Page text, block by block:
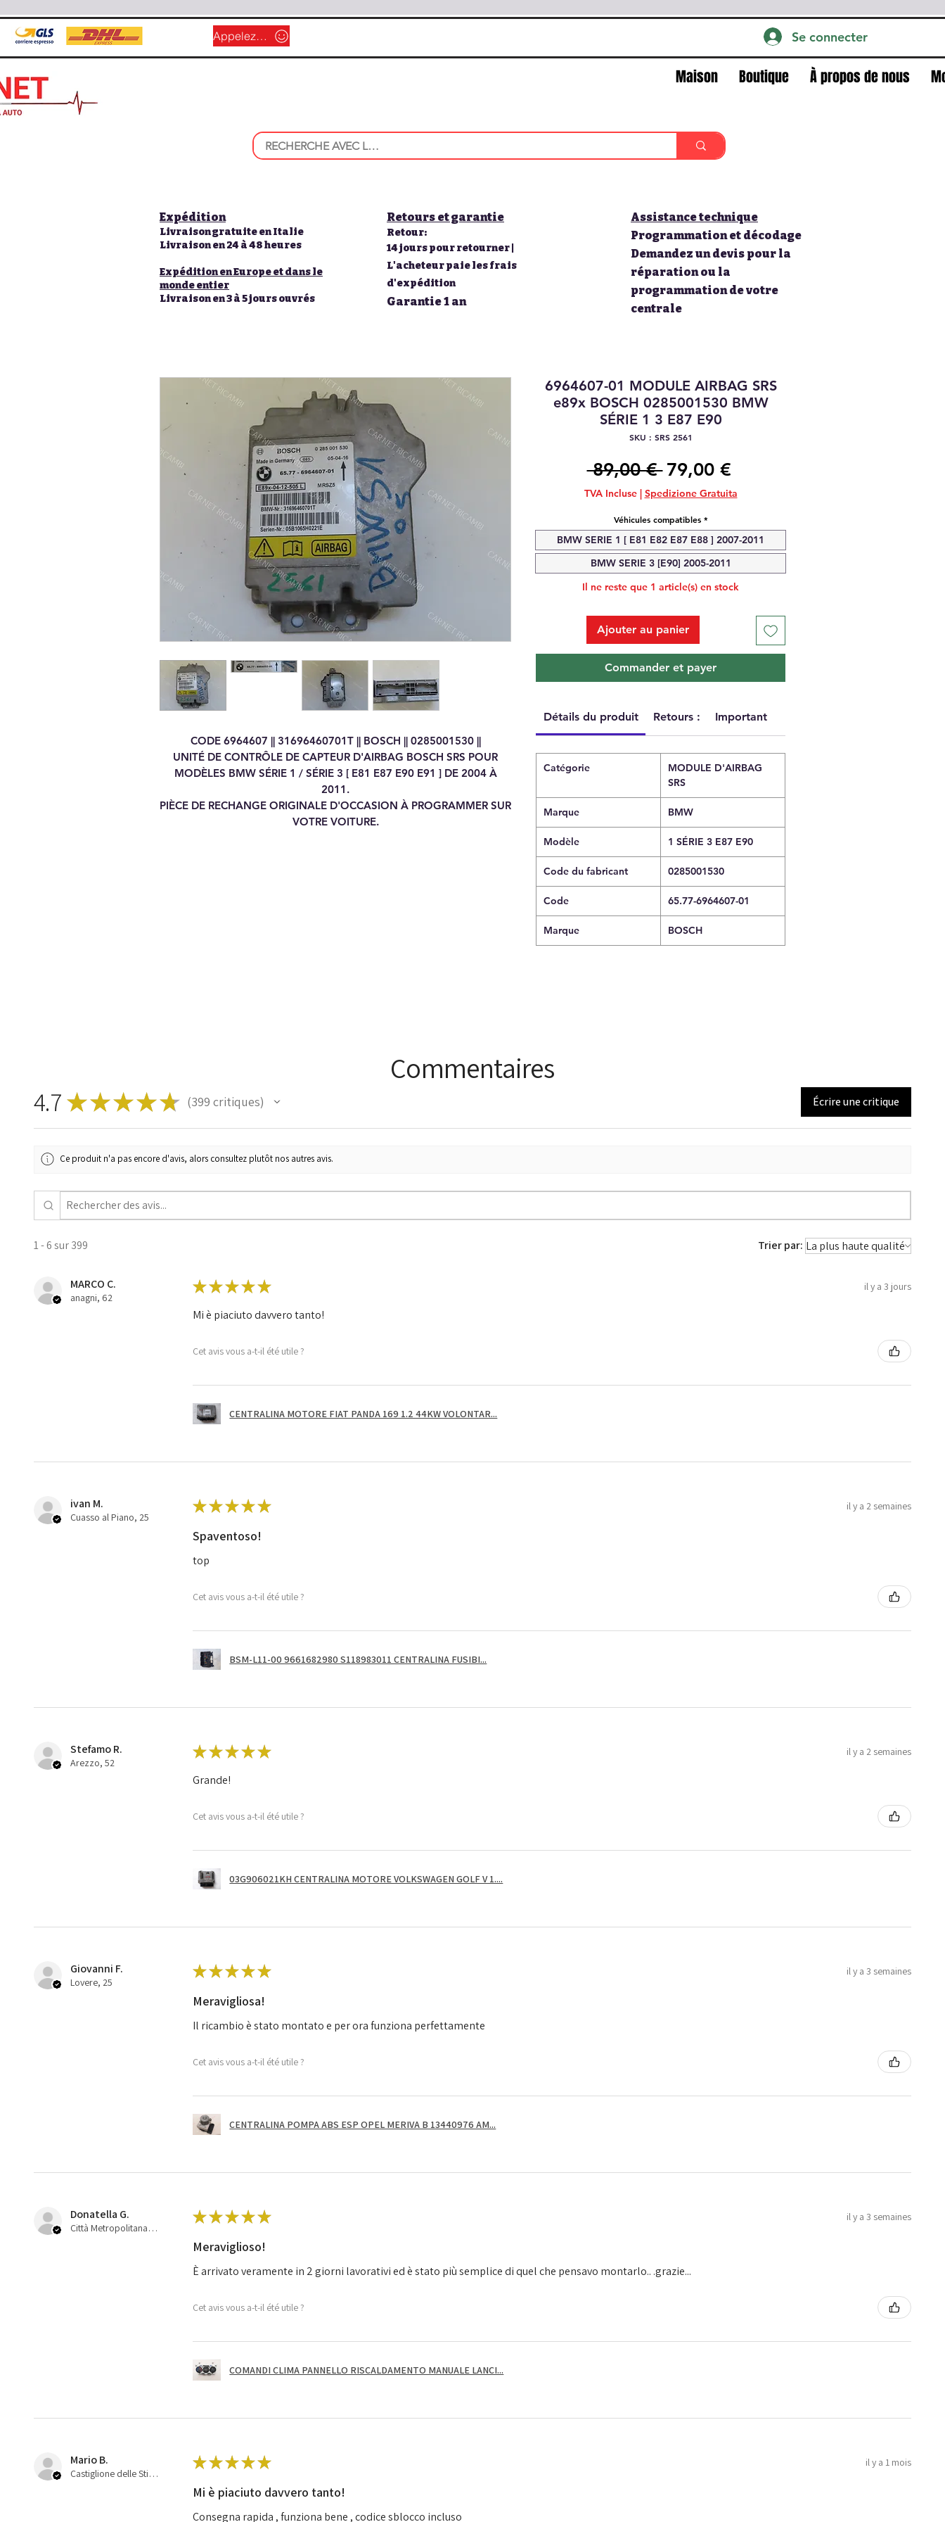
Appelez-nous Se connecter
Maison Boutique À propos de nous
Expédition
Livraison gratuite en Italie
Livraison en 24 à 48 heures
Expédition en Europe et dans le
monde entier
Livraison en 3 à 5 jours ouvrés
Retours et garantie
Retour:
14 jours pour retourner |
L'acheteur paie les frais
d'expédition
Garantie 1 an
Assistance technique
Programmation et décodage
Demandez un devis pour la
réparation ou la
programmation de votre
centrale
CODE 6964607 || 31696460701T || BOSCH || 0285001530 ||
UNITÉ DE CONTRÔLE DE CAPTEUR D'AIRBAG BOSCH SRS POUR
MODÈLES BMW SÉRIE 1 / SÉRIE 3 [ E81 E87 E90 E91 ] DE 2004 À
2011.
PIÈCE DE RECHANGE ORIGINALE D'OCCASION À PROGRAMMER SUR
VOTRE VOITURE.
6964607-01 MODULE AIRBAG SRS
e89x BOSCH 0285001530 BMW
SÉRIE 1 3 E87 E90
SKU : SRS 2561
89,00 € Prix
original
79,00 €Prix
promotionnel
TVA Incluse| Spedizione Gratuita
Véhicules compatibles *
BMW SERIE 1 [ E81 E82 E87 E88 ] 2007-2011
BMW SERIE 3 [E90] 2005-2011
Il ne reste que 1 article(s) en stock
Ajouter au panier
Commander et payer
Détails du produit Retours : Important
Catégorie
MODULE D'AIRBAG
SRS
Marque BMW
Modèle 1 SÉRIE 3 E87 E90
Code du fabricant 0285001530
Code 65.77-6964607-01
Marque BOSCH
Commentaires
4.7 ★★★★★ 399 critiques
399 Écrire une critique
Ce produit n'a pas encore d'avis, alors consultez plutôt nos autres avis.
1 - 6 sur 399 Trier par:
MARCO C.
anagni, 62
★★★★★ il y a 3 jours
Mi è piaciuto davvero tanto!
Cet avis vous a-t-il été utile ?
CENTRALINA MOTORE FIAT PANDA 169 1.2 44KW VOLONTAR...
ivan M.
Cuasso al Piano, 25
★★★★★ il y a 2 semaines
Spaventoso!
top
Cet avis vous a-t-il été utile ?
BSM-L11-00 9661682980 S118983011 CENTRALINA FUSIBI...
Stefamo R.
Arezzo, 52
★★★★★ il y a 2 semaines
Grande!
Cet avis vous a-t-il été utile ?
03G906021KH CENTRALINA MOTORE VOLKSWAGEN GOLF V 1....
Giovanni F.
Lovere, 25
★★★★★ il y a 3 semaines
Meravigliosa!
Il ricambio è stato montato e per ora funziona perfettamente
Cet avis vous a-t-il été utile ?
CENTRALINA POMPA ABS ESP OPEL MERIVA B 13440976 AM...
Donatella G.
Città Metropolitana di Bologna, 45
★★★★★ il y a 3 semaines
Meraviglioso!
È arrivato veramente in 2 giorni lavorativi ed è stato più semplice di quel che pensavo montarlo.. .grazie...
Cet avis vous a-t-il été utile ?
COMANDI CLIMA PANNELLO RISCALDAMENTO MANUALE LANCI...
Mario B.
Castiglione delle Stiviere, 25
★★★★★ il y a 1 mois
Mi è piaciuto davvero tanto!
Consegna rapida , funziona bene , codice sblocco incluso